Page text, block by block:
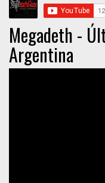
Megadeth -
Argentina